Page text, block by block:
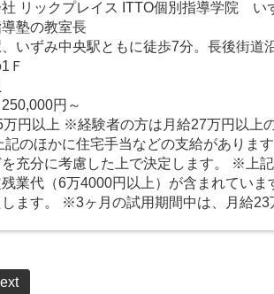
リックプレイス ITTO個別指導学院 い
塾の教室長
いずみ中央駅ともに徒歩7分。長後街道
Ｆ
円～
万円以上 ※経験者の方は月給27万円以上
のほかに住宅手当などの支給がありま
充分に考慮した上で決定します。 ※上
業代（6万4000円以上）が含まれていま
ます。 ※3ヶ月の試用期間中は、月給23